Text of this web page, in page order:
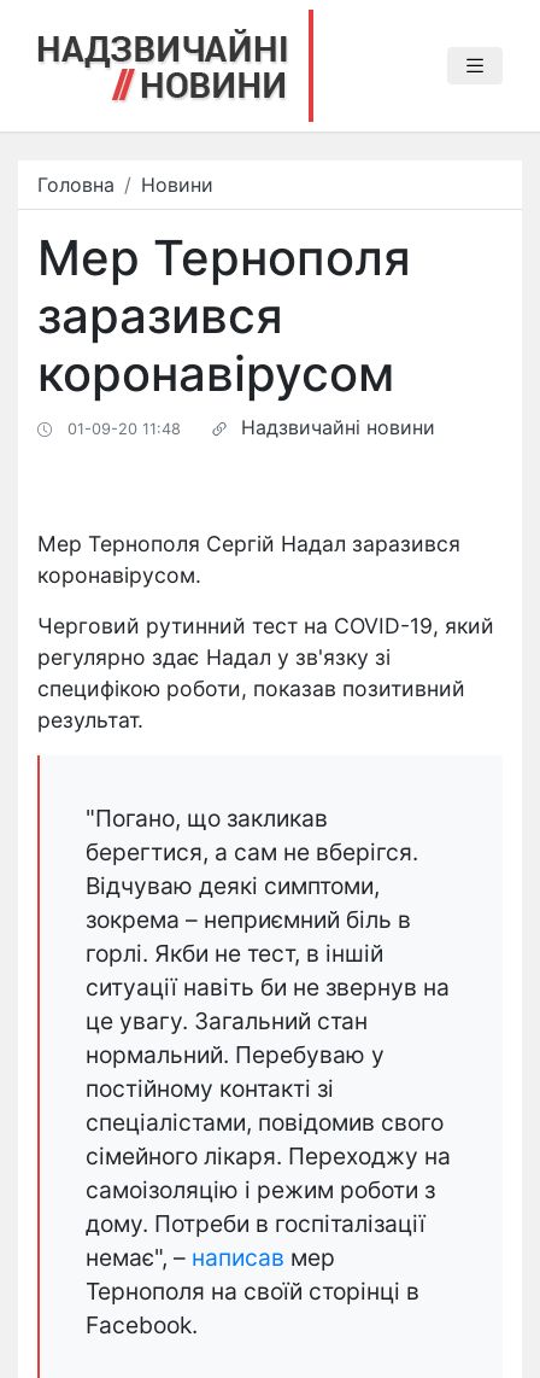
Головна Новини
Мер Тернополя
заразився
коронавірусом
01-09-20 11:48 Надзвичайні новини
Мер Тернополя Сергій Надал заразився
коронавірусом.
Черговий рутинний тест на COVID-19, який
регулярно здає Надал у зв'язку зі
специфікою роботи, показав позитивний
результат.
"Погано, що закликав
берегтися, а сам не вберігся.
Відчуваю деякі симптоми,
зокрема – неприємний біль в
горлі. Якби не тест, в іншій
ситуації навіть би не звернув на
це увагу. Загальний стан
нормальний. Перебуваю у
постійному контакті зі
спеціалістами, повідомив свого
сімейного лікаря. Переходжу на
самоізоляцію і режим роботи з
дому. Потреби в госпіталізації
немає", – написав мер
Тернополя на своїй сторінці в
Facebook.